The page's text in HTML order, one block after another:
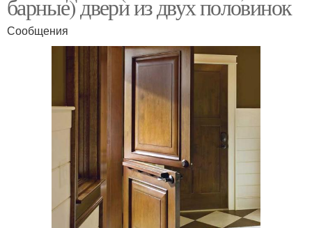
барные) двери из двух половинок
Сообщения